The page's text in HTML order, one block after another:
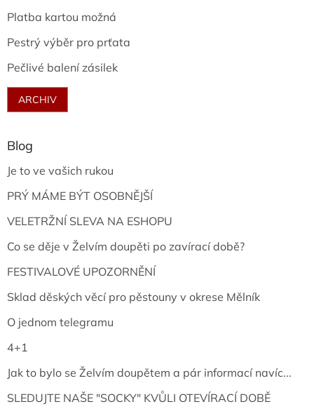
Platba kartou možná
Pestrý výběr pro prťata
Pečlivé balení zásilek
ARCHIV
Blog
Je to ve vašich rukou
PRÝ MÁME BÝT OSOBNĚJŠÍ
VELETRŽNÍ SLEVA NA ESHOPU
Co se děje v Želvím doupěti po zavírací době?
FESTIVALOVÉ UPOZORNĚNÍ
Sklad děských věcí pro pěstouny v okrese Mělník
O jednom telegramu
4+1
Jak to bylo se Želvím doupětem a pár informací navíc...
SLEDUJTE NAŠE "SOCKY" KVŮLI OTEVÍRACÍ DOBĚ